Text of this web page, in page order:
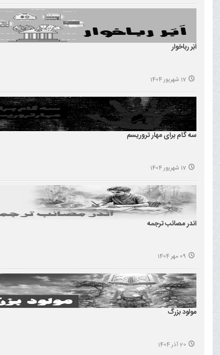
اَبَر رباخوار
17 شهریور 1404
سه گام برای مهار تروریسم
17 شهریور 1404
اندر مصائب ترجمه
09 مهر 1404
مولود بزرگ
20 آذر 1404